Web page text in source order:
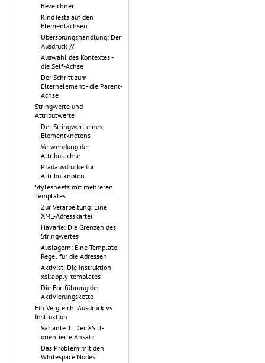
Bezeichner
KindTests auf den
Elementachsen
Übersprungshandlung: Der
Ausdruck //
Auswahl des Kontextes -
die Self-Achse
Der Schritt zum
Elternelement - die Parent-
Achse
Stringwerte und
Attributwerte
Der Stringwert eines
Elementknotens
Verwendung der
Attributachse
Pfadausdrücke für
Attributknoten
Stylesheets mit mehreren
Templates
Zur Verarbeitung: Eine
XML-Adresskartei
Havarie: Die Grenzen des
Stringwertes
Auslagern: Eine Template-
Regel für die Adressen
Aktivist: Die Instruktion
xsl:apply-templates
Die Fortführung der
Aktivierungskette
Ein Vergleich: Ausdruck vs.
Instruktion
Variante 1: Der XSLT-
orientierte Ansatz
Das Problem mit den
Whitespace Nodes